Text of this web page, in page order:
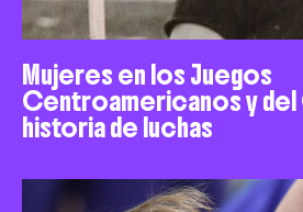
Mujeres en los Juegos
Centroamericanos y del
historia de luchas